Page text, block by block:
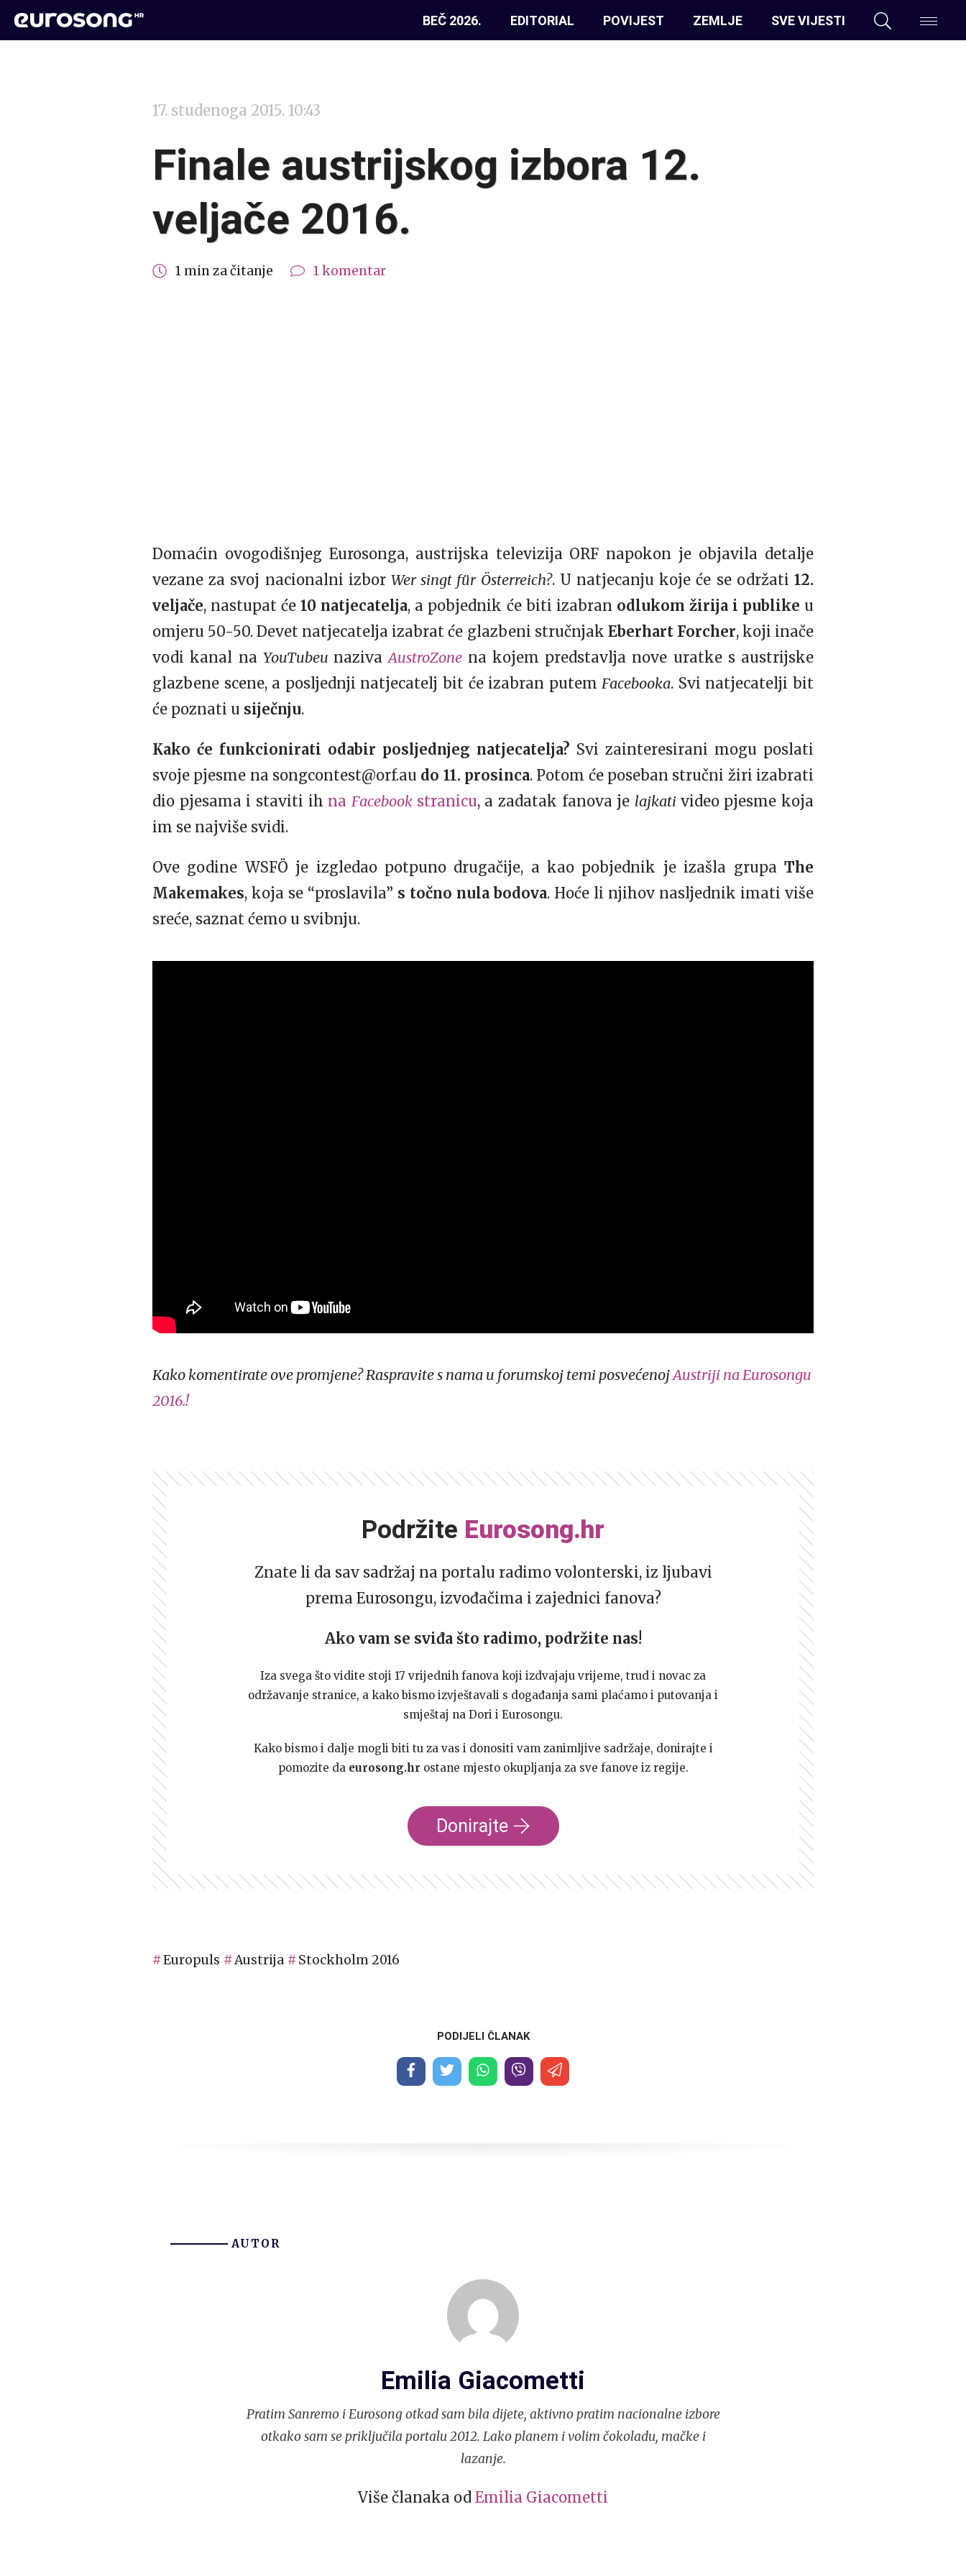
BEČ 2026. EDITORIAL POVIJEST ZEMLJE SVE VIJESTI
17. studenoga 2015. 10:43
Finale austrijskog izbora 12.
veljače 2016.
1 min za čitanje 1 komentar
Domaćin ovogodišnjeg Eurosonga, austrijska televizija ORF napokon je objavila detalje
vezane za svoj nacionalni izbor Wer singt für Österreich?. U natjecanju koje će se održati12.
veljače, nastupat će10 natjecatelja, a pobjednik će biti izabran odlukom žirija i publike u
omjeru 50-50. Devet natjecatelja izabrat će glazbeni stručnjak Eberhart Forcher, koji inače
vodi kanal na YouTubeu nazivaAustroZone na kojem predstavlja nove uratke s austrijske
glazbene scene, a posljednji natjecatelj bit će izabran putemFacebooka. Svi natjecatelji bit
će poznati u siječnju.
Kako će funkcionirati odabir posljednjeg natjecatelja? Svi zainteresirani mogu poslati
svoje pjesme na songcontest@orf.au do 11. prosinca. Potom će poseban stručni žiri izabrati
dio pjesama i staviti ih naFacebook stranicu, a zadatak fanova je lajkati video pjesme koja
im se najviše svidi.
Ove godine WSFÖ je izgledao potpuno drugačije, a kao pobjednik je izašla grupa The
Makemakes, koja se “proslavila” s točno nula bodova. Hoće li njihov nasljednik imati više
sreće, saznat ćemo u svibnju.
Kako komentirate ove promjene? Raspravite s nama u forumskoj temi posvećenojAustriji na Eurosongu
2016.!
Podržite Eurosong.hr
Znate li da sav sadržaj na portalu radimo volonterski, iz ljubavi
prema Eurosongu, izvođačima i zajednici fanova?
Ako vam se sviđa što radimo, podržite nas!
Iza svega što vidite stoji 17 vrijednih fanova koji izdvajaju vrijeme, trud i novac za
održavanje stranice, a kako bismo izvještavali s događanja sami plaćamo i putovanja i
smještaj na Dori i Eurosongu.
Kako bismo i dalje mogli biti tu za vas i donositi vam zanimljive sadržaje, donirajte i
pomozite da eurosong.hr ostane mjesto okupljanja za sve fanove iz regije.
Donirajte
Europuls Austrija Stockholm 2016
PODIJELI ČLANAK
AUTOR
Emilia Giacometti
Pratim Sanremo i Eurosong otkad sam bila dijete, aktivno pratim nacionalne izbore
otkako sam se priključila portalu 2012. Lako planem i volim čokoladu, mačke i
lazanje.
Više članaka od Emilia Giacometti